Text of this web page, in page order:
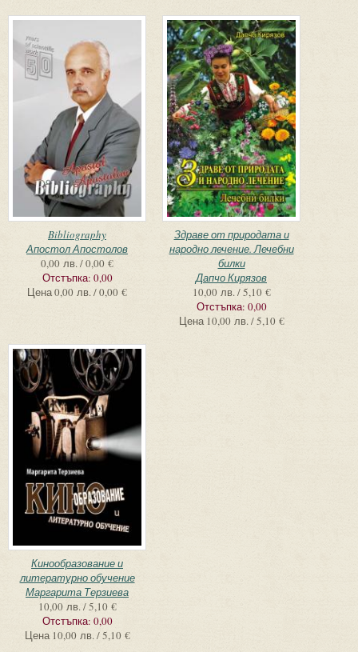
Bibliography
Апостол Апостолов
0,00 лв. / 0,00 €
Отстъпка: 0,00
Цена0,00 лв. / 0,00 €
Здраве от природата и
народно лечение. Лечебни
билки
Дапчо Кирязов
10,00 лв. / 5,10 €
Отстъпка: 0,00
Цена 10,00 лв. / 5,10 €
Кинообразование и
литературно обучение
Маргарита Терзиева
10,00 лв. / 5,10 €
Отстъпка: 0,00
Цена 10,00 лв. / 5,10 €